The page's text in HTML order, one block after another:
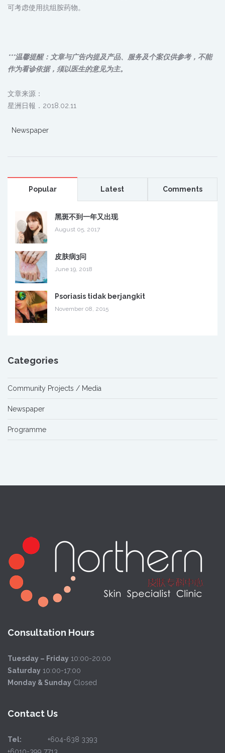
可考虑使用抗组胺药物。
***温馨提醒：文章与广告内提及产品、服务及个案仅供参考，不能
作为看诊依据，须以医生的意见为主。
文章来源：
星洲日報．2018.02.11
Newspaper
Popular Latest Comments
黑斑不到一年又出现
August 05, 2017
皮肤病3问
June 19, 2018
Psoriasis tidak berjangkit
November 08, 2015
Categories
Community Projects / Media
Newspaper
Programme
Consultation Hours
Tuesday – Friday 10:00-20:00
Saturday 10:00-17:00
Monday & Sunday Closed
Contact Us
Tel: +604-638 3393
+6010-399 7713